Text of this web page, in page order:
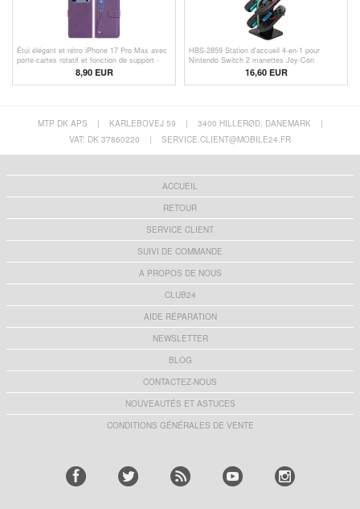
Étui élégant et rétro iPhone 17 Pro Max avec
porte-cartes rotatif et fonction de support -
8,90EUR
HBS-2859 Station d'accueil 4-en-1 pour
Nintendo Switch 2 manettes Joy-Con
16,60EUR
MTP DK APS | KARLEBOVEJ 59 | 3400 HILLERØD, DANEMARK
|
VAT: DK 37860220
| SERVICE.CLIENT@MOBILE24.FR
ACCUEIL
RETOUR
SERVICE CLIENT
SUIVI DE COMMANDE
A PROPOS DE NOUS
CLUB24
AIDE RÉPARATION
NEWSLETTER
BLOG
CONTACTEZ-NOUS
NOUVEAUTÉS ET ASTUCES
CONDITIONS GÉNÉRALES DE VENTE